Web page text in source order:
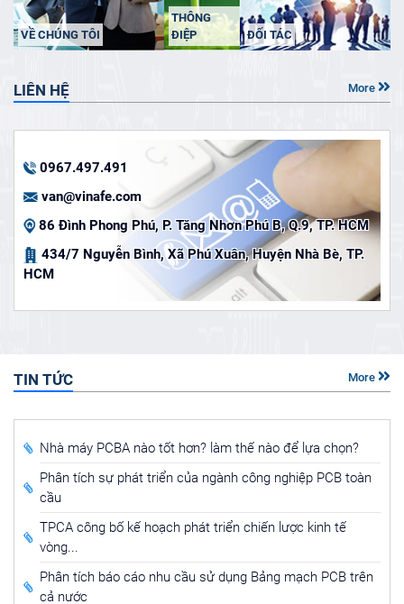
VỀ CHÚNG TÔI
THÔNG
ĐIỆP
ĐỐI TÁC
LIÊN HỆ More
0967.497.491
van@vinafe.com
86 Đình Phong Phú, P. Tăng Nhơn Phú B, Q.9, TP. HCM
434/7 Nguyễn Bình, Xã Phú Xuân, Huyện Nhà Bè, TP.
HCM
TIN TỨC More
Nhà máy PCBA nào tốt hơn? làm thế nào để lựa chọn?
Phân tích sự phát triển của ngành công nghiệp PCB toàn
cầu
TPCA công bố kế hoạch phát triển chiến lược kinh tế
vòng...
Phân tích báo cáo nhu cầu sử dụng Bảng mạch PCB trên
cả nước